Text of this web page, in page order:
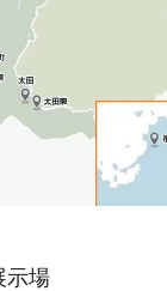
示場